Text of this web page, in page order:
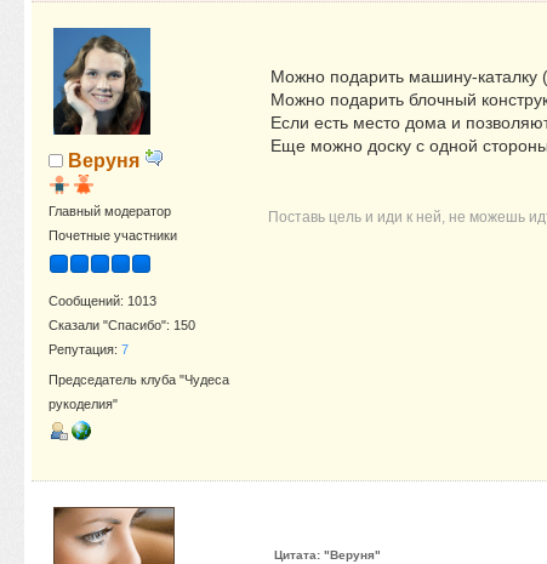
Веруня
Главный модератор
Почетные участники
Сообщений: 1013
Сказали "Спасибо": 150
Репутация: 7
Председатель клуба "Чудеса
рукоделия"
Можно подарить машину-каталку
Можно подарить блочный
Если есть место дома и
Еще можно доску с одной
Поставь цель и иди к ней, не можешь
Цитата: "Веруня"